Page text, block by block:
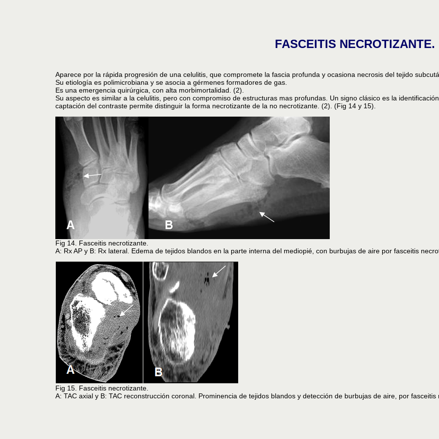
FASCEITIS NECROTIZANTE.
Aparece por la rápida progresión de una celulitis, que compromete la fascia profunda y ocasiona necrosis del tejido
Su etiología es polimicrobiana y se asocia a gérmenes formadores de gas.
Es una emergencia quirúrgica, con alta morbimortalidad. (2).
Su aspecto es similar a la celulitis, pero con compromiso de estructuras mas profundas. Un signo clásico es la
captación del contraste permite distinguir la forma necrotizante de la no necrotizante. (2). (Fig 14 y 15).
Fig 14. Fasceitis necrotizante.
A: Rx AP y B: Rx lateral. Edema de tejidos blandos en la parte interna del mediopié, con burbujas de aire por fasceitis
Fig 15. Fasceitis necrotizante.
A: TAC axial y B: TAC reconstrucción coronal. Prominencia de tejidos blandos y detección de burbujas de aire, por fasceitis